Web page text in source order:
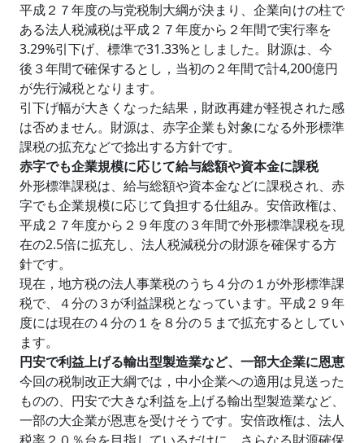
平成２７年度の与党税制大綱が決まり、企業向けの柱で
ある法人税減税は平成２７年度から２年間で実行率を
3.29%引下げ、標準で31.33%としました。財源は、今
後３年間で確保するとし，当初の２年間で計4,200億円
が先行減税となります。
引下げ幅が大きくなった結果，財政再建が軽視された感
は否めません。財源は、赤字企業も対象になる外形標準
課税の拡充などで捻出する方針です。
赤字でも企業規模に応じて給与総額や資本金に課税
外形標準課税は、給与総額や資本金などに課税され、赤
字でも企業規模に応じて負担する仕組み。安倍政権は、
平成２７年度から２９年度の３年間で外形標準課税を現
在の2.5倍に拡充し、法人税減税分の財源を確保する方
針です。
現在，地方税の法人事業税のうち４分の１が外形標準課
税で、４分の３が利益課税となっています。平成２９年
度には現在の４分の１を８分の５まで拡充するとしてい
ます。
円安で利益上げる輸出型製造業など、一部大企業に恩恵
今回の税制改正大綱では，中小企業への適用は見送った
ものの、円安で大きな利益を上げる輸出型製造業など、
一部の大企業が恩恵を受けそうです。安倍政権は、法人